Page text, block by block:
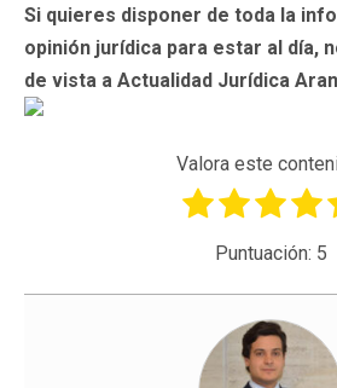
Si quieres disponer de toda la
opinión jurídica para estar al día,
de vista a Actualidad Jurídica
Valora este
Puntuación: 5